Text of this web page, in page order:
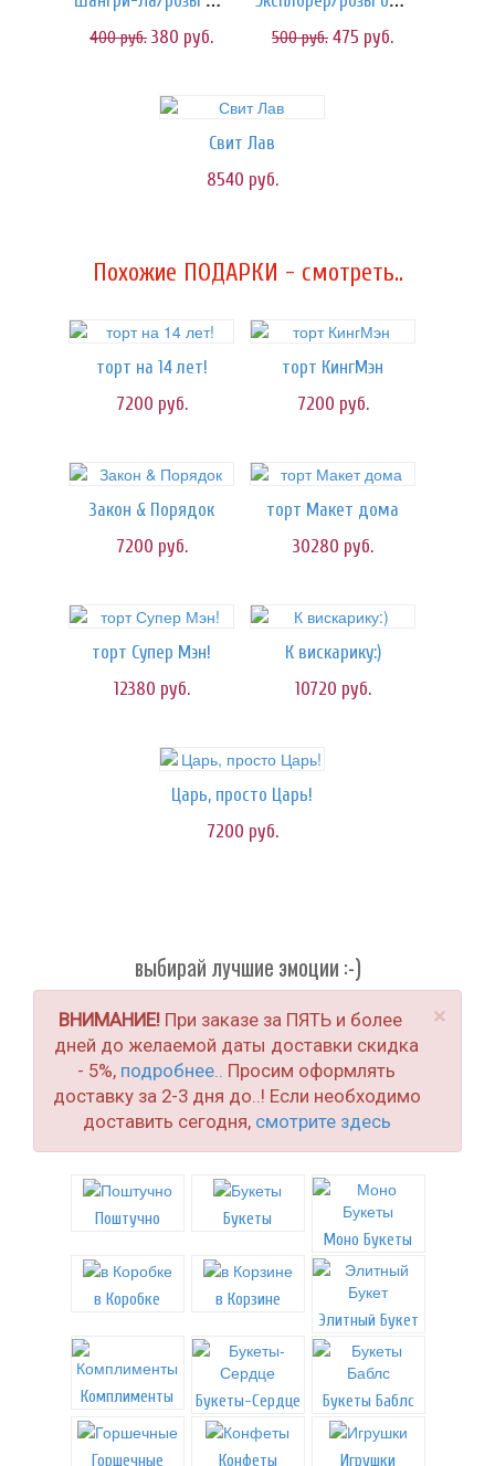
400руб. 380 руб. 500руб. 475 руб.
Свит Лав
8540 руб.
Похожие ПОДАРКИ - смотреть..
торт на 14 лет!
7200 руб.
торт КингМэн
7200 руб.
Закон & Порядок
7200 руб.
торт Макет дома
30280 руб.
торт Супер Мэн!
12380 руб.
К вискарику:)
10720 руб.
Царь, просто Царь!
7200 руб.
выбирай лучшие эмоции :-)
×
ВНИМАНИЕ! При заказе за ПЯТЬ и более
дней до желаемой даты доставки скидка
- 5%, подробнее.. Просим оформлять
доставку за 2-3 дня до..! Если необходимо
доставить сегодня, смотрите здесь
Поштучно
Букеты
Моно Букеты
в Коробке
в Корзине
Элитный Букет
Комплименты Букеты-Сердце Букеты Баблс
Горшечные Конфеты Игрушки